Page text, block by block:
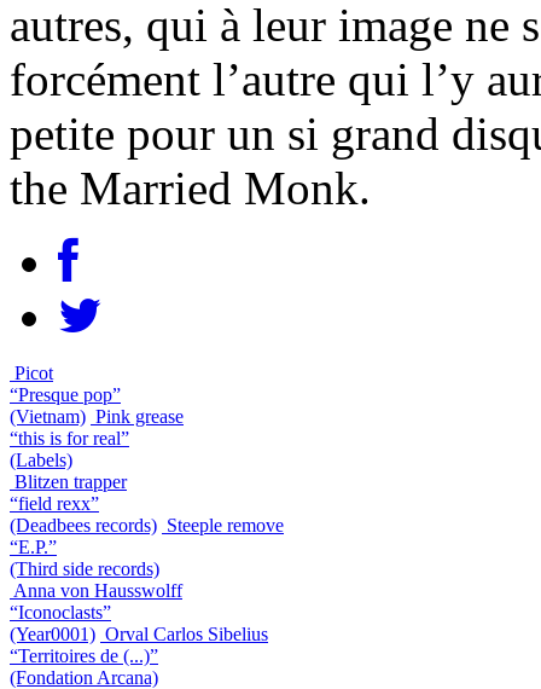
autres, qui à leur image ne
forcément l’autre qui l’y
petite pour un si grand
the Married Monk.
Picot
“Presque pop”
(Vietnam) Pink grease
“this is for real”
(Labels)
Blitzen trapper
“field rexx”
(Deadbees records) Steeple remove
“E.P.”
(Third side records)
Anna von Hausswolff
“Iconoclasts”
(Year0001) Orval Carlos Sibelius
“Territoires de (...)”
(Fondation Arcana)